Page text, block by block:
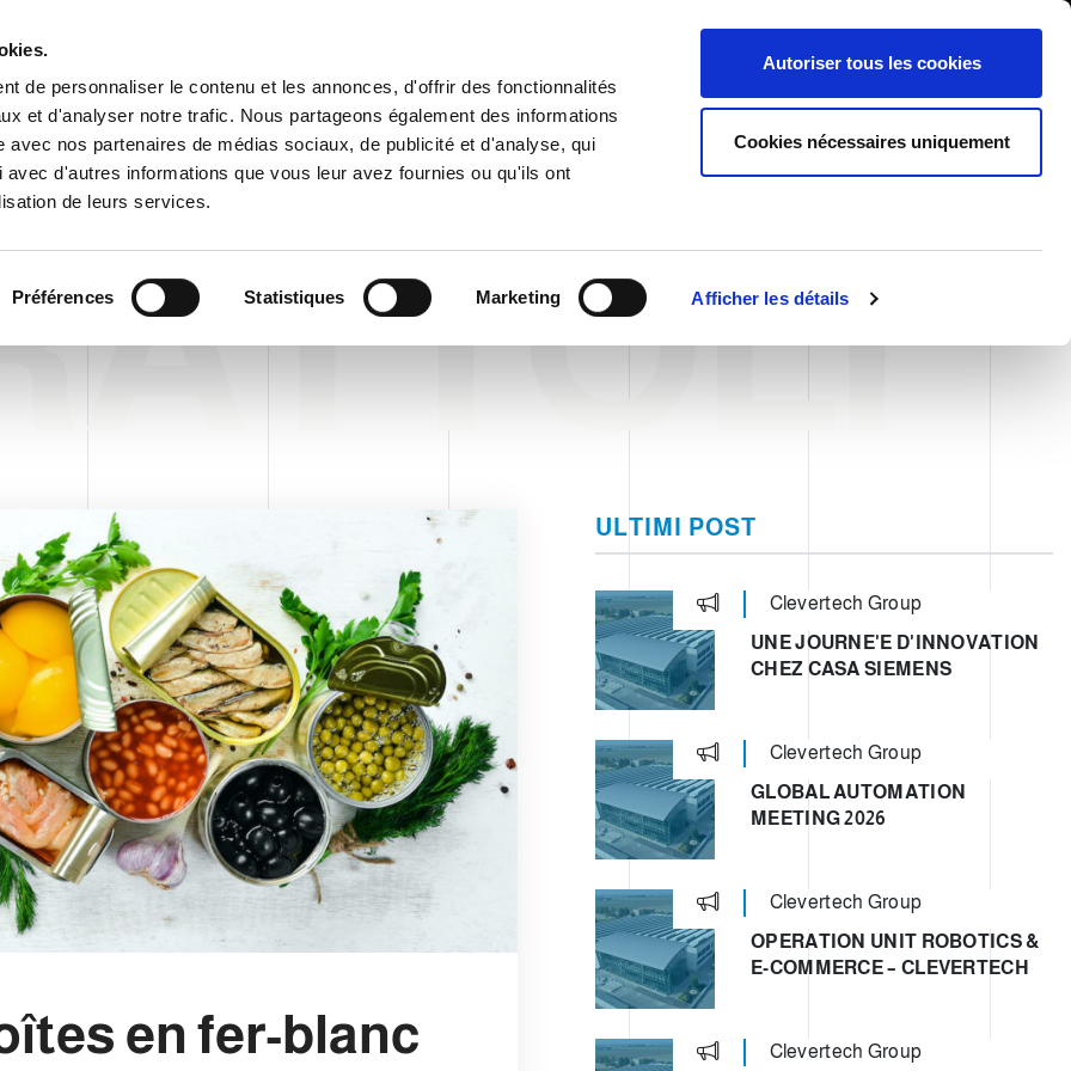
de personnaliser le contenu et les annonces, d'offrir des fonctionnalités
et d'analyser notre trafic. Nous partageons également des informations
avec nos partenaires de médias sociaux, de publicité et d'analyse, qui
d'autres informations que vous leur avez fournies ou qu'ils ont
de leurs services.
Préférences Statistiques Marketing Afficher les détails
Autoriser tous les cookies
Cookies nécessaires uniquement
Whistleblowing International/Français
ENTREPRISE PRODUITS VIDEO BLOG CASE HISTORY SERVICES NEWS & ÉVÉNEMENTS
en fer-blanc
ULTIMI POST
Clevertech Group
UNE JOURNE'E D'INNOVATION
CHEZ CASA SIEMENS
Clevertech Group
GLOBAL AUTOMATION
MEETING 2026
Clevertech Group
OPERATION UNIT ROBOTICS &
E-COMMERCE – CLEVERTECH
Clevertech Group